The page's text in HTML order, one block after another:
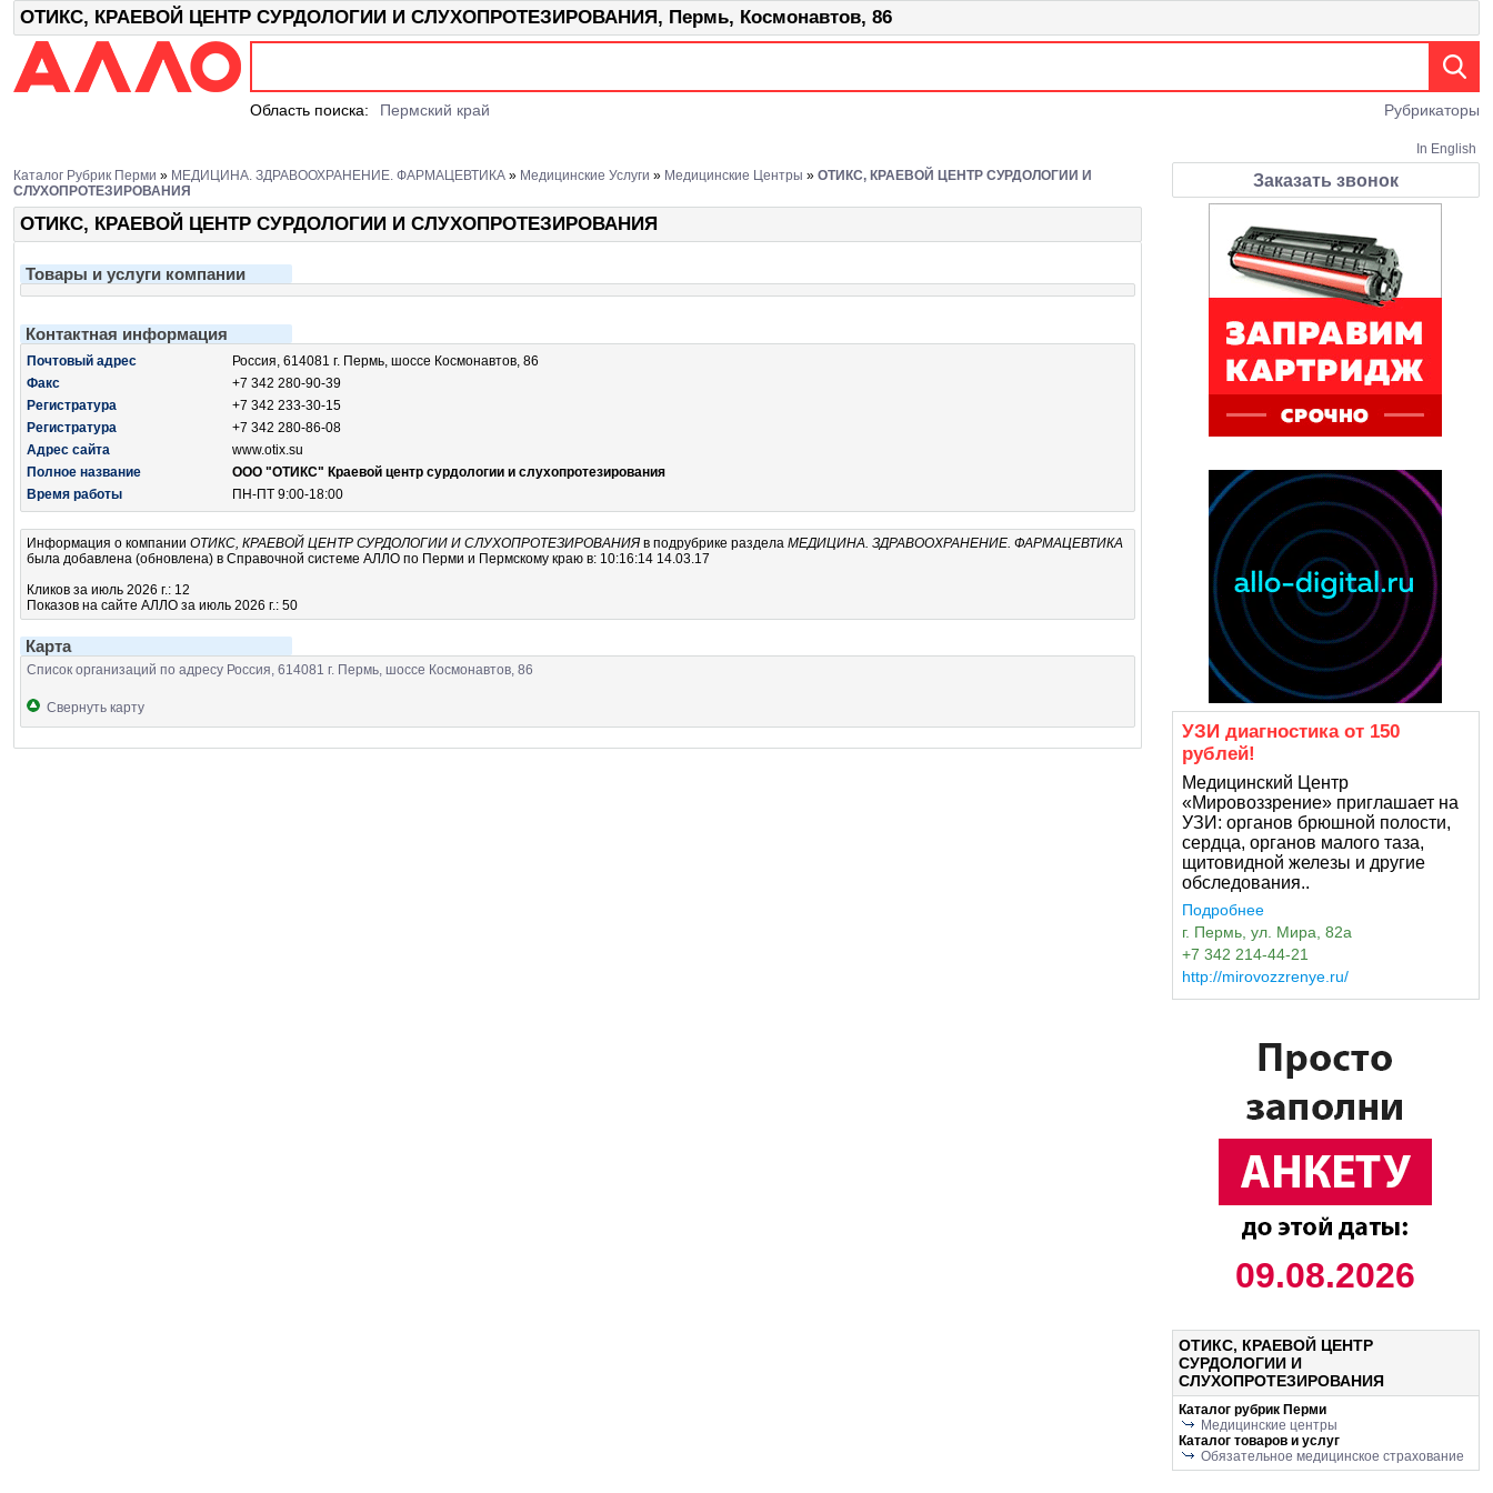
ОТИКС, КРАЕВОЙ ЦЕНТР СУРДОЛОГИИ И СЛУХОПРОТЕЗИРОВАНИЯ, Пермь, Космонавтов, 86
Рубрикаторы
Область поиска: Пермский край
In English
Каталог Рубрик Перми » МЕДИЦИНА. ЗДРАВООХРАНЕНИЕ. ФАРМАЦЕВТИКА » Медицинские Услуги » Медицинские Центры » ОТИКС, КРАЕВОЙ ЦЕНТР СУРДОЛОГИИ И
СЛУХОПРОТЕЗИРОВАНИЯ
ОТИКС, КРАЕВОЙ ЦЕНТР СУРДОЛОГИИ И СЛУХОПРОТЕЗИРОВАНИЯ
Товары и услуги компании
Контактная информация
Почтовый адрес
Россия, 614081 г. Пермь, шоссе Космонавтов, 86
Факс
+7 342 280-90-39
Регистратура
+7 342 233-30-15
Регистратура
+7 342 280-86-08
Адрес сайта
www.otix.su
Полное название
ООО "ОТИКС" Краевой центр сурдологии и слухопротезирования
Время работы
ПН-ПТ 9:00-18:00
Информация о компании ОТИКС, КРАЕВОЙ ЦЕНТР СУРДОЛОГИИ И СЛУХОПРОТЕЗИРОВАНИЯ в подрубрике раздела МЕДИЦИНА. ЗДРАВООХРАНЕНИЕ. ФАРМАЦЕВТИКА
была добавлена (обновлена) в Справочной системе АЛЛО по Перми и Пермскому краю в: 10:16:14 14.03.17
Кликов за июль 2026 г.: 12
Показов на сайте АЛЛО за июль 2026 г.: 50
Карта
Список организаций по адресу Россия, 614081 г. Пермь, шоссе Космонавтов, 86
Свернуть карту
Заказать звонок
УЗИ диагностика от 150
рублей!
Медицинский Центр
«Мировоззрение» приглашает на
УЗИ: органов брюшной полости,
сердца, органов малого таза,
щитовидной железы и другие
обследования..
Подробнее
г. Пермь, ул. Мира, 82а
+7 342 214-44-21
http://mirovozzrenye.ru/
09.08.2026
ОТИКС, КРАЕВОЙ ЦЕНТР
СУРДОЛОГИИ И
СЛУХОПРОТЕЗИРОВАНИЯ
Каталог рубрик Перми
Медицинские центры
Каталог товаров и услуг
Обязательное медицинское страхование